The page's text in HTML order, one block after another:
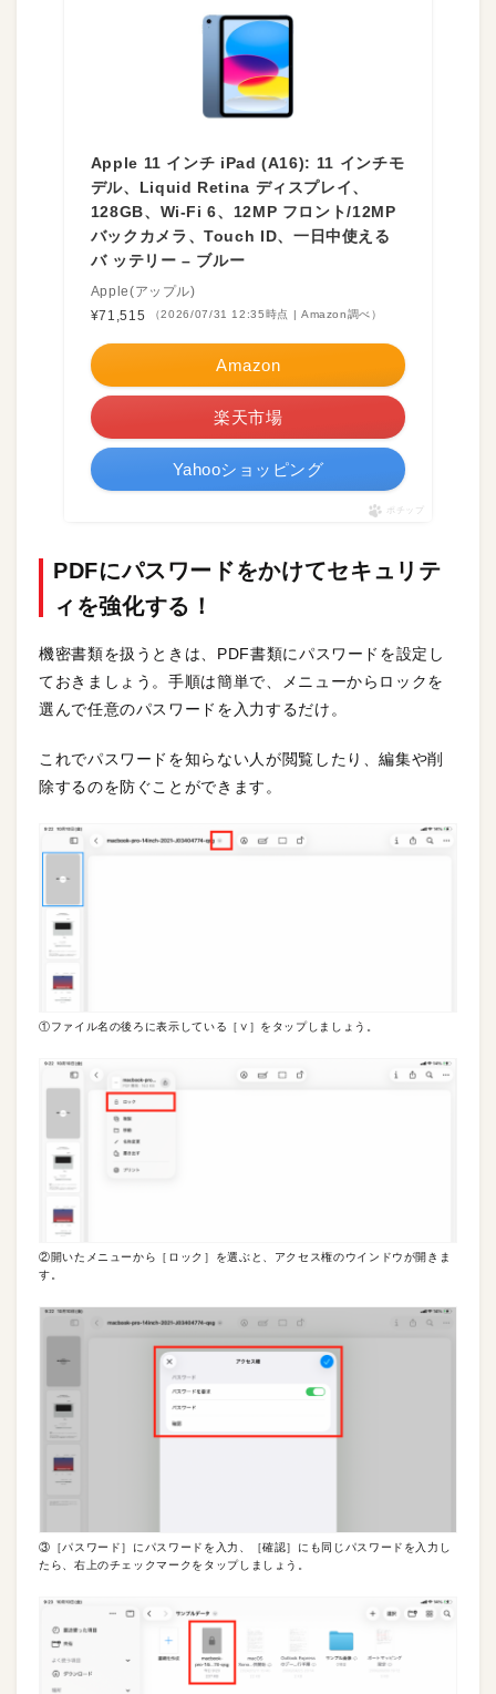
Apple 11 インチ iPad (A16): 11 インチモ
デル、Liquid Retina ディスプレイ、
128GB、Wi-Fi 6、12MP フロント/12MP
バックカメラ、Touch ID、一日中使える
バ ッテリー – ブルー
Apple(アップル)
¥71,515
（2026/07/31 12:35時点 | Amazon調べ）
Amazon
楽天市場
Yahooショッピング
ポチップ
PDFにパスワードをかけてセキュリテ
ィを強化する！
機密書類を扱うときは、PDF書類にパスワードを設定し
ておきましょう。手順は簡単で、メニューからロックを
選んで任意のパスワードを入力するだけ。
これでパスワードを知らない人が閲覧したり、編集や削
除するのを防ぐことができます。
①ファイル名の後ろに表示している［∨］をタップしましょう。
②開いたメニューから［ロック］を選ぶと、アクセス権のウインドウが開きま
す。
③［パスワード］にパスワードを入力、［確認］にも同じパスワードを入力し
たら、右上のチェックマークをタップしましょう。